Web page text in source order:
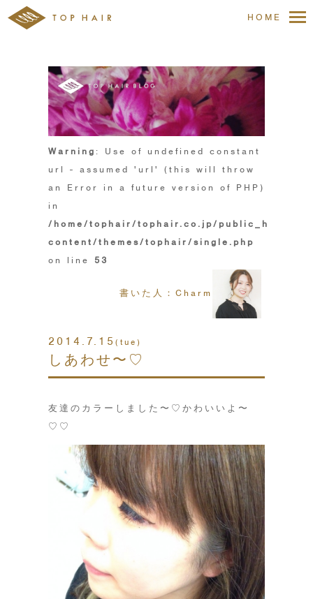
HOME
Warning : Use of undefined constant
url - assumed 'url' (this will throw
an Error in a future version of PHP)
in
/home/tophair/tophair.co.jp/public_html/
content/themes/tophair/single.php
on line 53
書いた人：Charm
2014.7.15 (tue)
しあわせ〜♡
友達のカラーしました〜♡かわいいよ〜
♡♡